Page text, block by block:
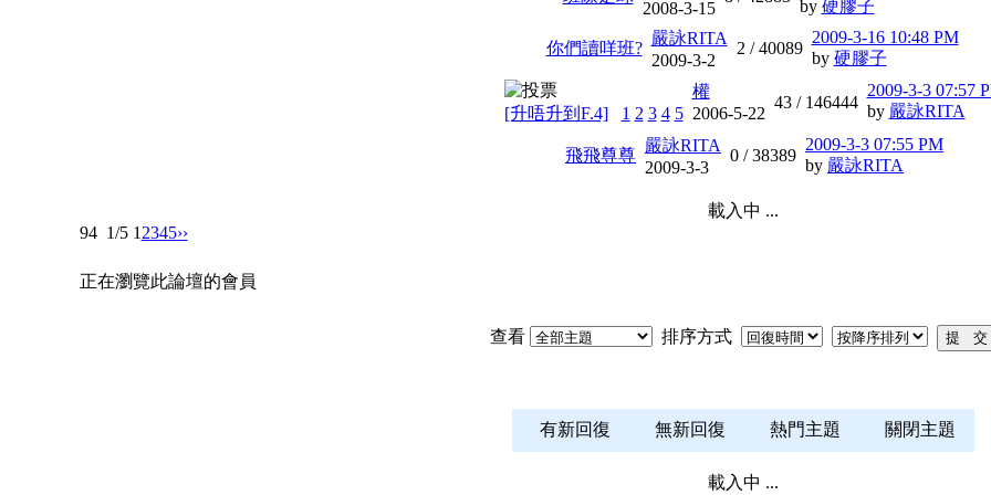
2008-3-15 by 硬膠子
你們讀咩班?
嚴詠RITA
2009-3-2
2 /40089
2009-3-16 10:48 PM
by 硬膠子
[升唔升到F.4] 1 2 3 4 5
權
2006-5-22
43 / 146444
2009-3-3 07:57
by 嚴詠RITA
飛飛尊尊
嚴詠RITA
2009-3-3
0 /38389
2009-3-3 07:55 PM
by 嚴詠RITA
載入中 ...
94 1/5 1 2345››
正在瀏覽此論壇的會員
查看 排序方式
有新回復 無新回復 熱門主題 關閉主題
載入中 ...